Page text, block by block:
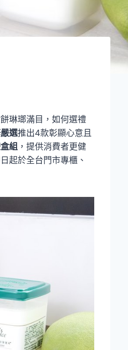
琳瑯滿目，如何選禮
選推出4款彰顯心意且
組 ，提供消費者更健
起於全台門市專櫃、